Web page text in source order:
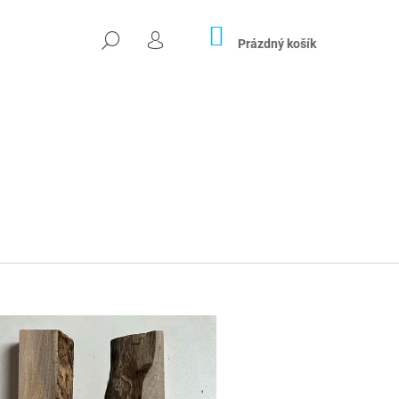
HLEDAT
PŘIHLÁŠENÍ
NÁKUPNÍ
KOŠÍK
Prázdný košík
STOLEK